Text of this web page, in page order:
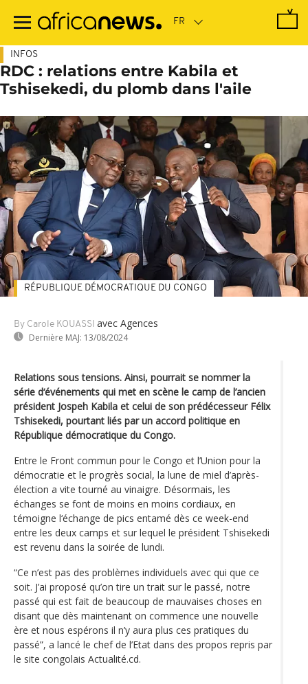
contenu
INFOS
RDC : relations entre Kabila et
Tshisekedi, du plomb dans l'aile
By Carole KOUASSI avec Agences
Dernière MAJ: 13/08/2024
RÉPUBLIQUE DÉMOCRATIQUE DU CONGO
Relations sous tensions. Ainsi, pourrait se nommer la
série d‘événements qui met en scène le camp de l’ancien
président Jospeh Kabila et celui de son prédécesseur Félix
Tshisekedi, pourtant liés par un accord politique en
République démocratique du Congo.
Entre le Front commun pour le Congo et l’Union pour la
démocratie et le progrès social, la lune de miel d’après-
élection a vite tourné au vinaigre. Désormais, les
échanges se font de moins en moins cordiaux, en
témoigne l‘échange de pics entamé dès ce week-end
entre les deux camps et sur lequel le président Tshisekedi
est revenu dans la soirée de lundi.
“Ce n’est pas des problèmes individuels avec qui que ce
soit. J’ai proposé qu’on tire un trait sur le passé, notre
passé qui est fait de beaucoup de mauvaises choses en
disant que dès maintenant on commence une nouvelle
ère et nous espérons il n’y aura plus ces pratiques du
passé”, a lancé le chef de l’Etat dans des propos repris par
le site congolais Actualité.cd.